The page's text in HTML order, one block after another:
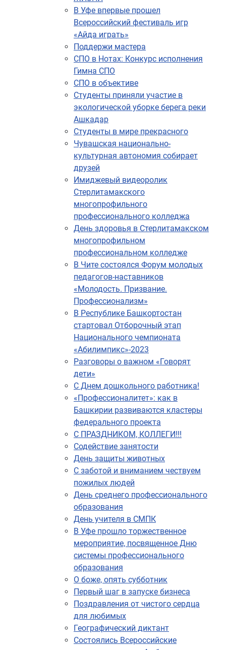
В Уфе впервые прошел
Всероссийский фестиваль игр
«Айда играть»
Поддержи мастера
СПО в Нотах: Конкурс исполнения
Гимна СПО
СПО в объективе
Студенты приняли участие в
экологической уборке берега реки
Ашкадар
Студенты в мире прекрасного
Чувашская национально-
культурная автономия собирает
друзей
Имиджевый видеоролик
Стерлитамакского
многопрофильного
профессионального колледжа
День здоровья в Стерлитамакском
многопрофильном
профессиональном колледже
В Чите состоялся Форум молодых
педагогов-наставников
«Молодость. Призвание.
Профессионализм»
В Республике Башкортостан
стартовал Отборочный этап
Национального чемпионата
«Абилимпикс»-2023
Разговоры о важном «Говорят
дети»
С Днем дошкольного работника!
«Профессионалитет»: как в
Башкирии развиваются кластеры
федерального проекта
С ПРАЗДНИКОМ, КОЛЛЕГИ!!!
Содействие занятости
День защиты животных
С заботой и вниманием чествуем
пожилых людей
День среднего профессионального
образования
День учителя в СМПК
В Уфе прошло торжественное
мероприятие, посвященное Дню
системы профессионального
образования
О боже, опять субботник
Первый шаг в запуске бизнеса
Поздравления от чистого сердца
для любимых
Географический диктант
Состоялись Всероссийские